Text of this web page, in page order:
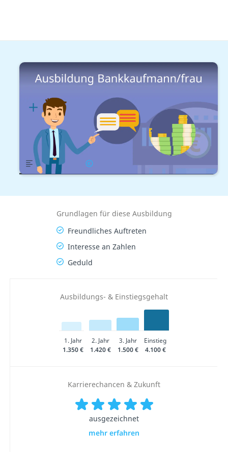
Kaufmännische Berufe Finanzen
Ausbildung Bankkaufmann/frau
Lernplan
Übersicht
Grundlagen für diese Ausbildung
Freundliches Auftreten
Interesse an Zahlen
Geduld
Ausbildungs- & Einstiegsgehalt
1. Jahr 2. Jahr 3. Jahr
Einstieg
1.350 €
1.420 € 1.500 € 4.100 €
Karrierechancen & Zukunft
ausgezeichnet
mehr erfahren